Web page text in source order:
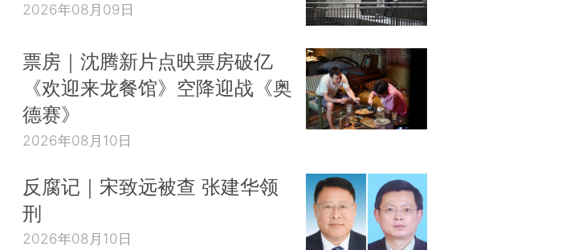
2026年08月09日
票房｜沈腾新片点映票房破亿
《欢迎来龙餐馆》空降迎战《奥
德赛》
2026年08月10日
反腐记｜宋致远被查 张建华领
刑
2026年08月10日